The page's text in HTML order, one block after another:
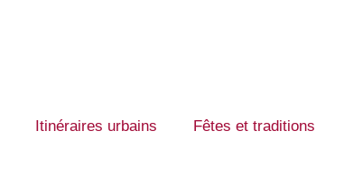
Itinéraires urbains Fêtes et traditions